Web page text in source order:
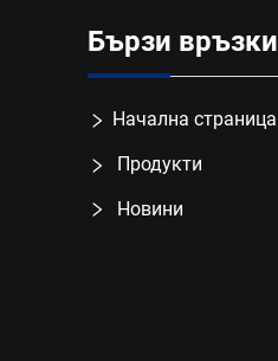
Бързи връзки
Начална страница
Продукти
Новини